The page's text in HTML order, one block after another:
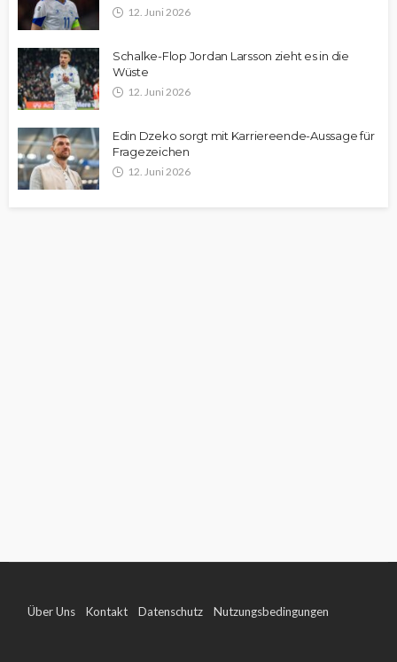
12. Juni 2026
Schalke-Flop Jordan Larsson zieht es in die
Wüste
12. Juni 2026
Edin Dzeko sorgt mit Karriereende-Aussage für
Fragezeichen
12. Juni 2026
Über Uns Kontakt Datenschutz Nutzungsbedingungen